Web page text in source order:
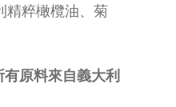
精粹橄欖油、菊
原料來自義大利